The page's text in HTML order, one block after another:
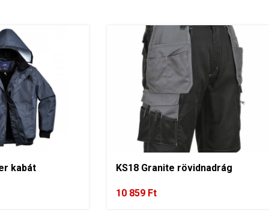
kabát KS18 Granite rövidnadrág
10 859 Ft